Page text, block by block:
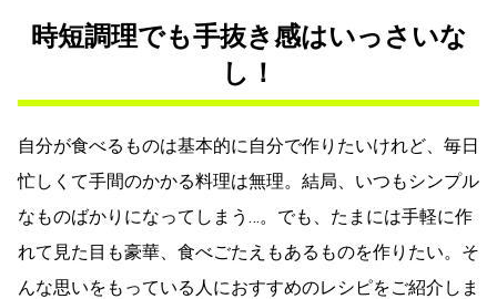
時短調理でも手抜き感はいっさいな
し！
自分が食べるものは基本的に自分で作りたいけれど、毎日
忙しくて手間のかかる料理は無理。結局、いつもシンプル
なものばかりになってしまう…。でも、たまには手軽に作
れて見た目も豪華、食べごたえもあるものを作りたい。そ
んな思いをもっている人におすすめのレシピをご紹介しま